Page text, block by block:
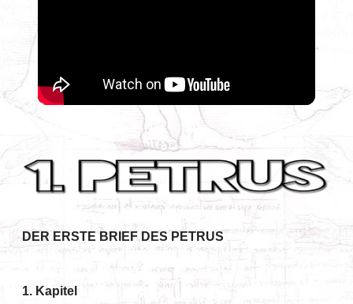
DER ERSTE BRIEF DES PETRUS
1. Kapitel